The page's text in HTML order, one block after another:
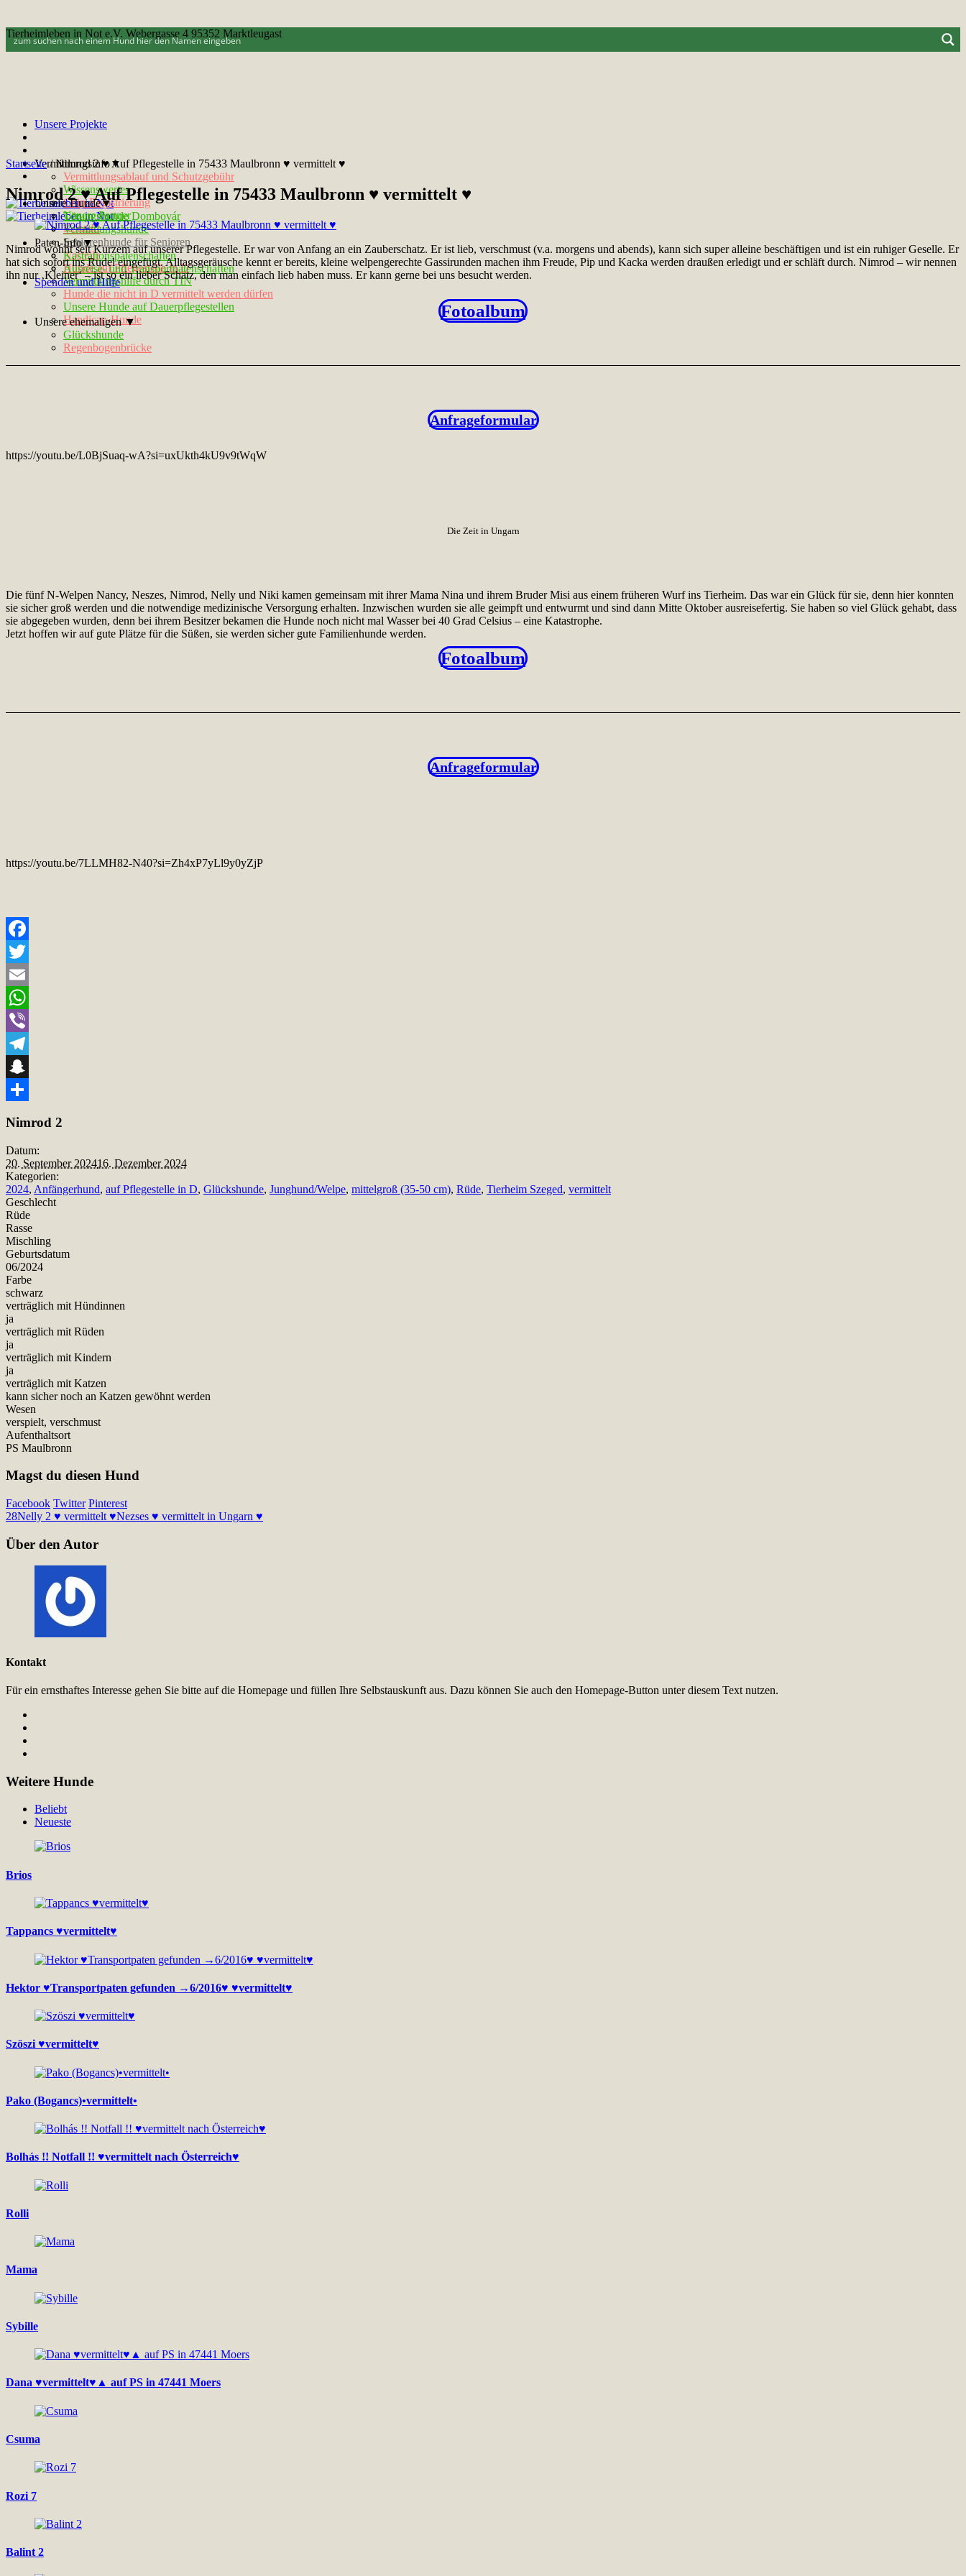
Tierheimleben in Not e.V. Webergasse 4 95352 Marktleugast
Unsere Projekte
Vermittlungsinfo▼
Vermittlungsablauf und Schutzgebühr
Wissenswertes
Chip-Registrierung
Unsere Partner
Kontakt
Unsere Hunde▼
Tötungshunde Dombovár
Vermittlungshunde
Seniorenhunde für Senioren
Notfelle
Hunde auf Pflegestelle in D
Vermittlungshilfe durch TIN
Hunde die nicht in D vermittelt werden dürfen
Unsere Hunde auf Dauerpflegestellen
Handicap-Hunde
Paten-Info▼
Kastrationspatenschaften
Ausreise- und Transportpatenschaften
Spenden und Hilfe
Unsere ehemaligen ▼
Glückshunde
Regenbogenbrücke
Startseite /Nimrod 2 ♥ Auf Pflegestelle in 75433 Maulbronn ♥ vermittelt ♥
Nimrod 2 ♥ Auf Pflegestelle in 75433 Maulbronn ♥ vermittelt ♥
Nimrod wohnt seit Kurzem auf unserer Pflegestelle. Er war von Anfang an ein Zauberschatz. Er ist lieb, verschmust (v.a. morgens und abends), kann sich super alleine beschäftigen und ist ein ruhiger Geselle. Er
hat sich sofort ins Rudel eingefügt. Alltagsgeräusche kennt er bereits, kleine welpengerechte Gassirunden machen ihm Freude, Pip und Kacka werden draußen erledigt und er schläft durch. Nimrod – wir nennen
ihn nur ‚Kleiner‘ – ist so ein lieber Schatz, den man einfach lieb haben muss. Er kann gerne bei uns besucht werden.
Fotoalbum
Anfrageformular
https://youtu.be/L0BjSuaq-wA?si=uxUkth4kU9v9tWqW
Die Zeit in Ungarn
Die fünf N-Welpen Nancy, Neszes, Nimrod, Nelly und Niki kamen gemeinsam mit ihrer Mama Nina und ihrem Bruder Misi aus einem früheren Wurf ins Tierheim. Das war ein Glück für sie, denn hier konnten
sie sicher groß werden und die notwendige medizinische Versorgung erhalten. Inzwischen wurden sie alle geimpft und entwurmt und sind dann Mitte Oktober ausreisefertig. Sie haben so viel Glück gehabt, dass
sie abgegeben wurden, denn bei ihrem Besitzer bekamen die Hunde noch nicht mal Wasser bei 40 Grad Celsius – eine Katastrophe.
Jetzt hoffen wir auf gute Plätze für die Süßen, sie werden sicher gute Familienhunde werden.
Fotoalbum
Anfrageformular
https://youtu.be/7LLMH82-N40?si=Zh4xP7yLl9y0yZjP
Facebook
Twitter
Email
WhatsApp
Viber
Telegram
Snapchat
Nimrod 2
Datum:
20. September 202416. Dezember 2024
Kategorien:
2024, Anfängerhund, auf Pflegestelle in D, Glückshunde, Junghund/Welpe, mittelgroß (35-50 cm), Rüde, Tierheim Szeged, vermittelt
Geschlecht
Rüde
Rasse
Mischling
Geburtsdatum
06/2024
Farbe
schwarz
verträglich mit Hündinnen
ja
verträglich mit Rüden
ja
verträglich mit Kindern
ja
verträglich mit Katzen
kann sicher noch an Katzen gewöhnt werden
Wesen
verspielt, verschmust
Aufenthaltsort
PS Maulbronn
Magst du diesen Hund
Facebook Twitter Pinterest
28Nelly 2 ♥ vermittelt ♥Nezses ♥ vermittelt in Ungarn ♥
Über den Autor
Kontakt
Für ein ernsthaftes Interesse gehen Sie bitte auf die Homepage und füllen Ihre Selbstauskunft aus. Dazu können Sie auch den Homepage-Button unter diesem Text nutzen.
Weitere Hunde
Beliebt
Neueste
Brios
Tappancs ♥vermittelt♥
Hektor ♥Transportpaten gefunden →6/2016♥ ♥vermittelt♥
Szöszi ♥vermittelt♥
Pako (Bogancs)•vermittelt•
Bolhás !! Notfall !! ♥vermittelt nach Österreich♥
Rolli
Mama
Sybille
Dana ♥vermittelt♥▲ auf PS in 47441 Moers
Csuma
Rozi 7
Balint 2